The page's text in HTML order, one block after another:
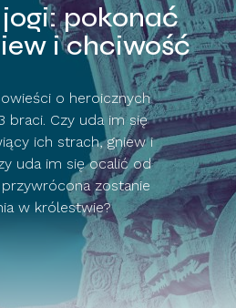
pokonać
i chciwość
o heroicznych
braci. Czy uda im się
ich strach, gniew i
uda im się ocalić od
przywrócona zostanie
w królestwie?